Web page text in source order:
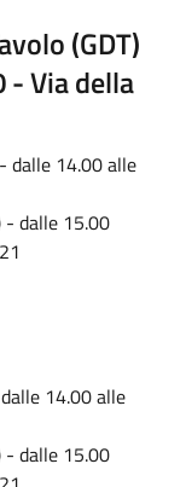
(GDT)
- Via della
dalle 14.00 alle
- dalle 15.00
14.00 alle
- dalle 15.00